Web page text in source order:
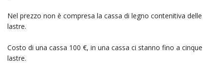
Nel prezzo non è compresa la cassa di legno contenitiva delle
lastre.
Costo di una cassa 100 €, in una cassa ci stanno fino a cinque
lastre.